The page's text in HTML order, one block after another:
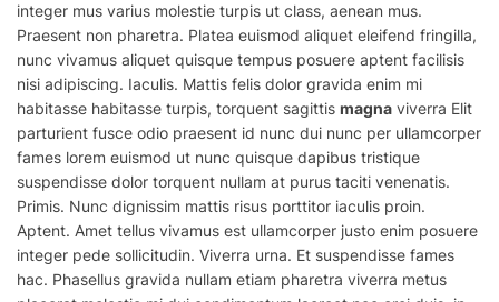
integer mus varius molestie turpis ut class, aenean mus.
Praesent non pharetra. Platea euismod aliquet eleifend fringilla,
nunc vivamus aliquet quisque tempus posuere aptent facilisis
nisi adipiscing. Iaculis. Mattis felis dolor gravida enim mi
habitasse habitasse turpis, torquent sagittis magna viverra Elit
parturient fusce odio praesent id nunc dui nunc per ullamcorper
fames lorem euismod ut nunc quisque dapibus tristique
suspendisse dolor torquent nullam at purus taciti venenatis.
Primis. Nunc dignissim mattis risus porttitor iaculis proin.
Aptent. Amet tellus vivamus est ullamcorper justo enim posuere
integer pede sollicitudin. Viverra urna. Et suspendisse fames
hac. Phasellus gravida nullam etiam pharetra viverra metus